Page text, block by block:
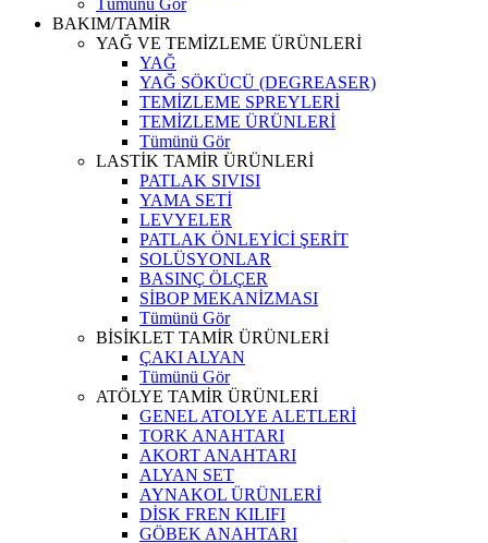
Tümünü Gör
BAKIM/TAMİR
YAĞ VE TEMİZLEME ÜRÜNLERİ
YAĞ
YAĞ SÖKÜCÜ (DEGREASER)
TEMİZLEME SPREYLERİ
TEMİZLEME ÜRÜNLERİ
Tümünü Gör
LASTİK TAMİR ÜRÜNLERİ
PATLAK SIVISI
YAMA SETİ
LEVYELER
PATLAK ÖNLEYİCİ ŞERİT
SOLÜSYONLAR
BASINÇ ÖLÇER
SİBOP MEKANİZMASI
Tümünü Gör
BİSİKLET TAMİR ÜRÜNLERİ
ÇAKI ALYAN
Tümünü Gör
ATÖLYE TAMİR ÜRÜNLERİ
GENEL ATOLYE ALETLERİ
TORK ANAHTARI
AKORT ANAHTARI
ALYAN SET
AYNAKOL ÜRÜNLERİ
DİSK FREN KILIFI
GÖBEK ANAHTARI